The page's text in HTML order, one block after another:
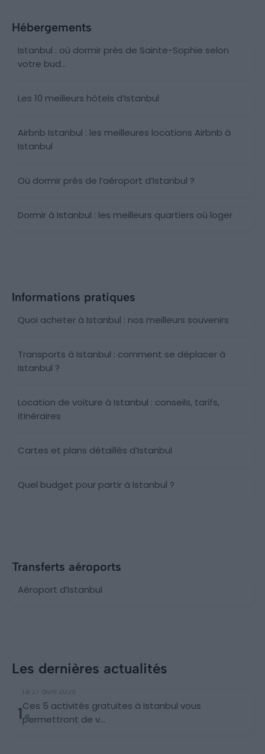
Hébergements
Istanbul : où dormir près de Sainte-Sophie selon
votre bud...
Les 10 meilleurs hôtels d’Istanbul
Airbnb Istanbul : les meilleures locations Airbnb à
Istanbul
Où dormir près de l’aéroport d’Istanbul ?
Dormir à Istanbul : les meilleurs quartiers où loger
Informations pratiques
Quoi acheter à Istanbul : nos meilleurs souvenirs
Transports à Istanbul : comment se déplacer à
Istanbul ?
Location de voiture à Istanbul : conseils, tarifs,
itinéraires
Cartes et plans détaillés d’Istanbul
Quel budget pour partir à Istanbul ?
Transferts aéroports
Aéroport d’Istanbul
Les dernières actualités
1
Le 27 avril 2025
Ces 5 activités gratuites à Istanbul vous
permettront de v...